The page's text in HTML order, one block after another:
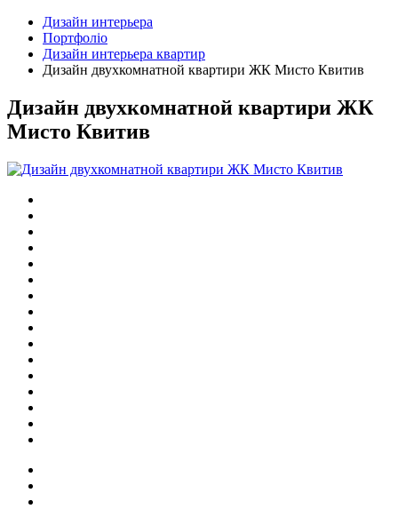
Дизайн интерьера
Портфоліо
Дизайн интерьера квартир
Дизайн двухкомнатной квартири ЖК Мисто Квитив
Дизайн двухкомнатной квартири ЖК
Мисто Квитив